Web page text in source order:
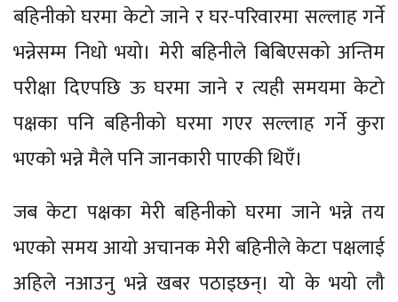
बहिनीको घरमा केटो जाने र घर-परिवारमा सल्लाह गर्ने
भन्नेसम्म निधो भयो। मेरी बहिनीले बिबिएसको अन्तिम
परीक्षा दिएपछि ऊ घरमा जाने र त्यही समयमा केटो
पक्षका पनि बहिनीको घरमा गएर सल्लाह गर्ने कुरा
भएको भन्ने मैले पनि जानकारी पाएकी थिएँ।
जब केटा पक्षका मेरी बहिनीको घरमा जाने भन्ने तय
भएको समय आयो अचानक मेरी बहिनीले केटा पक्षलाई
अहिले नआउनु भन्ने खबर पठाइछन्। यो के भयो लौ